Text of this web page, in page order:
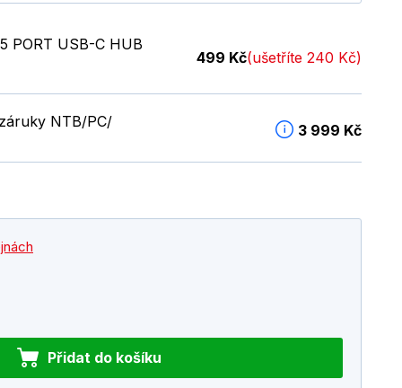
PORT USB-C HUB
499 Kč(ušetříte 240 Kč)
NTB/PC/ 3 999 Kč
Přidat do košíku